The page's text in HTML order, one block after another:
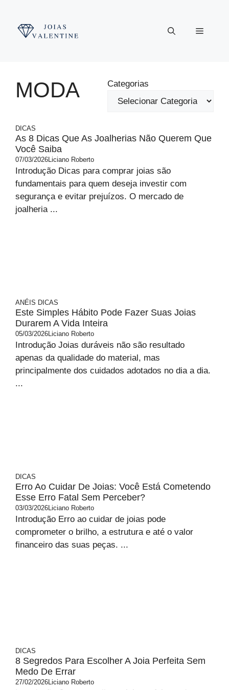
Menu
MODA Categorias
DICAS
As 8 Dicas Que As Joalherias Não Querem Que
Você Saiba
07/03/2026Liciano Roberto
Introdução Dicas para comprar joias são
fundamentais para quem deseja investir com
segurança e evitar prejuízos. O mercado de
joalheria ...
ANÉIS DICAS
Este Simples Hábito Pode Fazer Suas Joias
Durarem A Vida Inteira
05/03/2026Liciano Roberto
Introdução Joias duráveis não são resultado
apenas da qualidade do material, mas
principalmente dos cuidados adotados no dia a dia.
...
DICAS
Erro Ao Cuidar De Joias: Você Está Cometendo
Esse Erro Fatal Sem Perceber?
03/03/2026Liciano Roberto
Introdução Erro ao cuidar de joias pode
comprometer o brilho, a estrutura e até o valor
financeiro das suas peças. ...
DICAS
8 Segredos Para Escolher A Joia Perfeita Sem
Medo De Errar
27/02/2026Liciano Roberto